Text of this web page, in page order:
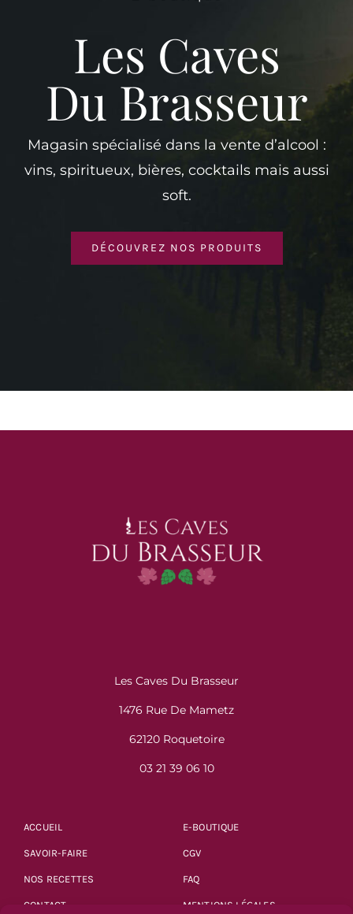
Les Caves
Du Brasseur
Magasin spécialisé dans la vente d’alcool :
vins, spiritueux, bières, cocktails mais aussi
soft.
DÉCOUVREZ NOS PRODUITS
Les Caves Du Brasseur
1476 Rue De Mametz
62120 Roquetoire
03 21 39 06 10
ACCUEIL
SAVOIR-FAIRE
NOS RECETTES
CONTACT
E-BOUTIQUE
CGV
FAQ
MENTIONS LÉGALES